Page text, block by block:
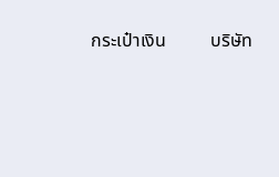
กระเป๋าเงิน บริษัท